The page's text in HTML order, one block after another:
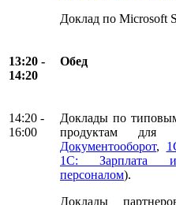
Доклад по Microsoft
13:20 -
14:20
Обед
14:20 -
16:00
Доклады по
продуктам для
Документооборот,
1С: Зарплата и
персоналом).
Доклады